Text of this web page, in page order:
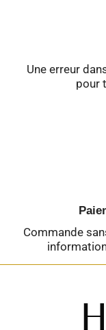
Une erreur
pour
Commande